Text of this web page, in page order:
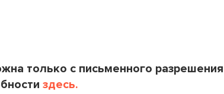
только с письменного разрешения
здесь.